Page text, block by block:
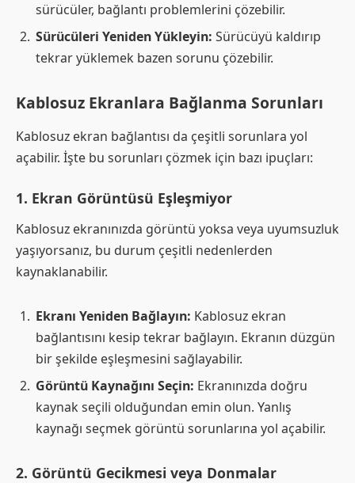
sürücüler, bağlantı problemlerini çözebilir.
Sürücüleri Yeniden Yükleyin: Sürücüyü kaldırıp
tekrar yüklemek bazen sorunu çözebilir.
Kablosuz Ekranlara Bağlanma Sorunları
Kablosuz ekran bağlantısı da çeşitli sorunlara yol
açabilir. İşte bu sorunları çözmek için bazı ipuçları:
1. Ekran Görüntüsü Eşleşmiyor
Kablosuz ekranınızda görüntü yoksa veya uyumsuzluk
yaşıyorsanız, bu durum çeşitli nedenlerden
kaynaklanabilir.
Ekranı Yeniden Bağlayın: Kablosuz ekran
bağlantısını kesip tekrar bağlayın. Ekranın düzgün
bir şekilde eşleşmesini sağlayabilir.
Görüntü Kaynağını Seçin: Ekranınızda doğru
kaynak seçili olduğundan emin olun. Yanlış
kaynağı seçmek görüntü sorunlarına yol açabilir.
2. Görüntü Gecikmesi veya Donmalar